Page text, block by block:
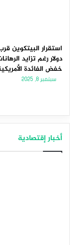
دولار رغم تزايد
خفض الفائدة
سبتمبر 8, 2025
أخبار إقتصادية